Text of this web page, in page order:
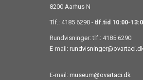
8200 Aarhus N
Tlf.: 4185 6290 - tlf.tid 10:00-
Rundvisninger: tlf.: 4185 6290
E-mail:
E-mail: museum@ovartaci.dk